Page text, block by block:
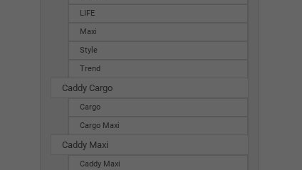
LIFE
Maxi
Style
Trend
Caddy Cargo
Cargo
Cargo Maxi
Caddy Maxi
Caddy Maxi